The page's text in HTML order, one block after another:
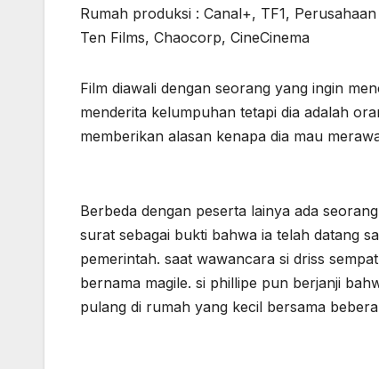
Rumah produksi : Canal+, TF1,
Ten Films, Chaocorp, CineCinema
Film diawali dengan seorang yang ingin
menderita kelumpuhan tetapi dia adalah
memberikan alasan kenapa dia mau
Berbeda dengan peserta lainya ada
surat sebagai bukti bahwa ia telah datang
pemerintah. saat wawancara si driss
bernama magile. si phillipe pun berjanji
pulang di rumah yang kecil bersama